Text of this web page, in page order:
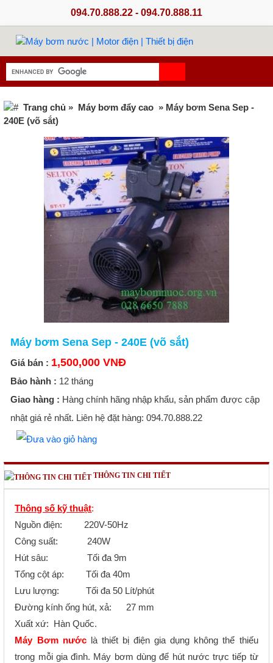
094.70.888.22 - 094.70.888.11
Trang chủ » Máy bơm đẩy cao » Máy bơm Sena Sep -
240E (võ sắt)
Máy bơm Sena Sep - 240E (võ sắt)
Giá bán : 1,500,000 VNĐ
Bảo hành : 12 tháng
Giao hàng : Hàng chính hãng nhập khẩu, sản phẩm được cập
nhật giá rẻ nhất. Liên hệ đặt hàng: 094.70.888.22
THÔNG TIN CHI TIẾT
Thông số kỹ thuật:
Nguồn điện: 220V-50Hz
Công suất: 240W
Hút sâu: Tối đa 9m
Tổng cột áp: Tối đa 40m
Lưu lượng: Tối đa 50 Lít/phút
Đường kính ống hút, xả: 27 mm
Xuất xứ: Hàn Quốc.
Máy Bơm nướclà thiết bị điện gia dụng không thể thiếu
trong mỗi gia đình. Máy bơm dùng để hút nước trực tiếp từ